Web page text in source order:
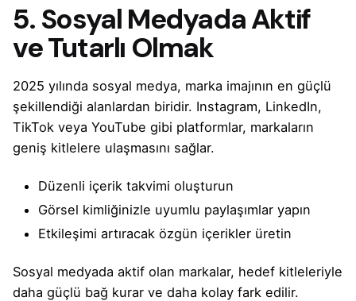
5. Sosyal Medyada Aktif
ve Tutarlı Olmak
2025 yılında sosyal medya, marka imajının en güçlü
şekillendiği alanlardan biridir. Instagram, LinkedIn,
TikTok veya YouTube gibi platformlar, markaların
geniş kitlelere ulaşmasını sağlar.
Düzenli içerik takvimi oluşturun
Görsel kimliğinizle uyumlu paylaşımlar yapın
Etkileşimi artıracak özgün içerikler üretin
Sosyal medyada aktif olan markalar, hedef kitleleriyle
daha güçlü bağ kurar ve daha kolay fark edilir.